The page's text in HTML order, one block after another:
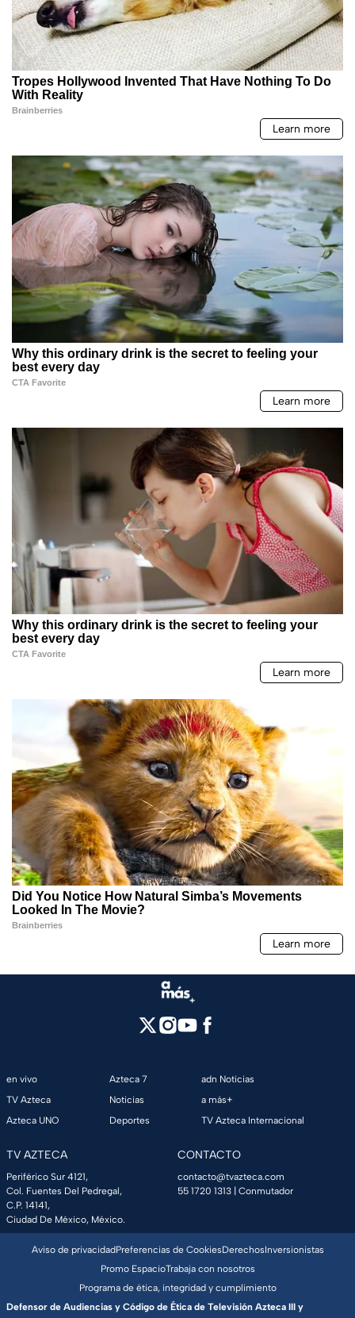
en vivo
TV Azteca
Azteca UNO
Azteca 7
Noticias
Deportes
adn Noticias
a más+
TV Azteca Internacional
TV AZTECA
Periférico Sur 4121,
Col. Fuentes Del Pedregal,
C.P. 14141,
Ciudad De México, México.
CONTACTO
contacto@tvazteca.com
55 1720 1313 | Conmutador
Aviso de privacidadPreferencias de CookiesDerechosInversionistas
Promo EspacioTrabaja con nosotros
Programa de ética, integridad y cumplimiento
Defensor de Audiencias y Código de Ética de Televisión Azteca III y